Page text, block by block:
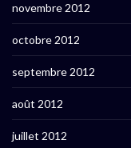
novembre 2012
octobre 2012
septembre 2012
août 2012
juillet 2012